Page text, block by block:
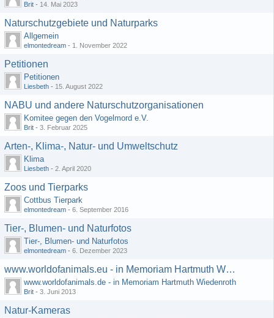
Brit - 14. Mai 2023
Naturschutzgebiete und Naturparks
Allgemein
elmontedream - 1. November 2022
Petitionen
Petitionen
Liesbeth - 15. August 2022
NABU und andere Naturschutzorganisationen
Komitee gegen den Vogelmord e.V.
Brit - 3. Februar 2025
Arten-, Klima-, Natur- und Umweltschutz
Klima
Liesbeth - 2. April 2020
Zoos und Tierparks
Cottbus Tierpark
elmontedream - 6. September 2016
Tier-, Blumen- und Naturfotos
Tier-, Blumen- und Naturfotos
elmontedream - 6. Dezember 2023
www.worldofanimals.eu - in Memoriam Hartmuth Wiedenroth
www.worldofanimals.de - in Memoriam Hartmuth Wiedenroth
Brit - 3. Juni 2013
Natur-Kameras